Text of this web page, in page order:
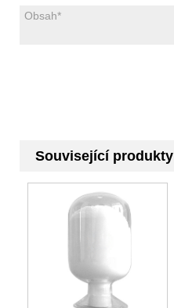
Související produkty